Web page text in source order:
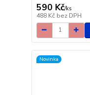
590 Kč/ks
488 Kč bez DPH
Novinka